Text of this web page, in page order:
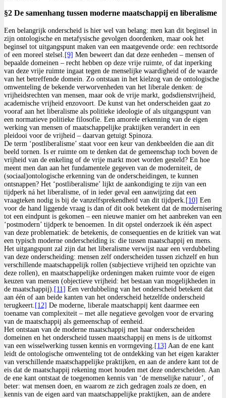
§2 De samenhang tussen moderne maatschappij en liberalisme
Een belangrijk onderscheid is hier wel van belang: men kan dit beginsel in
zijn ontologische en metafysische gevolgen doordenken, maar ook het
beginsel tot uitgangspunt maken van een maatgevende orde: een rechtsorde
of een moreel stelsel. [9] Men beweert dan dat deze eenheden – mensen of
bepaalde domeinen – recht hebben op deze vrije ruimte, of dat inperking
van deze vrije ruimte ingaat tegen de menselijke waardigheid of de waarde
van het betreffende domein. Zo ontstaan in het kielzog van de ontologische
omwenteling de bekende verworvenheden van het liberale denken: de
vrijheidsrechten van mensen, maar ook de vrije markt, godsdienstvrijheid,
academische vrijheid enzovoort. De kunst van het onderscheiden gaat zo
vooraf aan het liberalisme als politieke ideologie of als uitgangspunt van
een normatieve politieke filosofie. Een amorele erkenning van de eigen
werking van mensen of maatschappelijke praktijken verandert in een
pleidooi voor de vrijheid – daarvan getuigt Spinoza.
De term ‘postliberalisme’ staat voor een keur van denkbeelden die aan dit
beeld tornen. Is er ruimte om te denken dat de gemeenschap toch boven de
vrijheid van de enkeling of de vrije markt moet worden gesteld? En hoe
meent men dan aan het fundamentele gegeven van de moderniteit, de
(sociaal)ontologische erkenning van de onderscheidingen, te kunnen
ontsnappen? Het ‘postliberalisme’ lijkt de aankondiging te zijn van een
tijdperk ná het liberalisme, of in ieder geval een aanwijzing dat een
vraagteken nodig is bij de vanzelfsprekendheid van dit tijdperk. [10] Een
voor de hand liggende vraag is dan of dit ook betekent dat de modernisering
tot een eindpunt is gekomen – een nieuwe manier om het aanbreken van een
‘postmodern’ tijdperk te benoemen. In dit opstel onderzoek ik één aspect
van deze problematiek: de betekenis, de consequenties en de kritiek van wat
een typisch moderne onderscheiding is: die tussen maatschappij en mens.
Het uitgangspunt zal zijn dat het liberalisme verwijst naar een verdubbeling
van deze onderscheiding: mensen zelf onderscheiden tussen zichzelf en hun
verschillende maatschappelijk rollen (subjectieve vrijheid ten opzichte van
deze rollen), en maatschappelijke ordeningen maken ruimte voor de eigen
keuzen van mensen (objectieve vrijheid: het bestaan van mogelijkheden in
de maatschappij). [11] Een verdubbeling van het onderscheid betekent dat
aan één of aan beide kanten van het onderscheid hetzelfde onderscheid
terugkeert. [12] De moderne, liberale maatschappij kent daarmee een
toename van complexiteit – met alle negatieve gevolgen voor de ervaring
van de maatschappij als gemeenschap of eenheid.
Het ontstaan van de moderne maatschappij met haar onderscheiden
domeinen en het onderscheid tussen maatschappij en mens is de uitkomst
van een wisselwerking tussen kennis en vormgeving. [13] Aan de ene kant
leidt de ontologische omwenteling tot de ontdekking van het eigen karakter
van verschillende maatschappelijke praktijken, en aan de andere kant tot de
eis dat de maatschappij rekening moet houden met deze onderscheiden. Aan
de ene kant ontstaat de toegenomen kennis van ‘de menselijke natuur’, of
beter: wat mensen doen, en waarom ze zich gedragen zoals ze doen, en
kennis van de eigen aard van maatschappelijke praktijken, aan de andere